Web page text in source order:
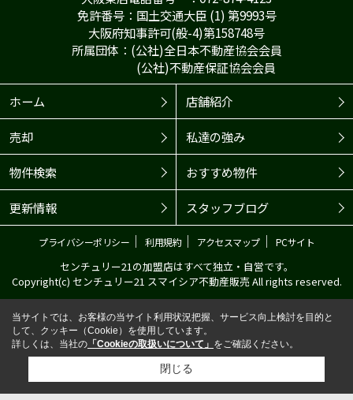
免許番号：国土交通大臣 (1) 第9993号
大阪府知事許可(般-4)第158748号
所属団体：(公社)全日本不動産協会会員
(公社)不動産保証協会会員
ホーム
店舗紹介
売却 私達の強み
物件検索 おすすめ物件
更新情報 スタッフブログ
プライバシーポリシー ｜ 利用規約｜ アクセスマップ｜ PCサイト
センチュリー21の加盟店はすべて独立・自営です。
Copyright(c) センチュリー21 スマイシア不動産販売 All rights reserved.
当サイトでは、お客様の当サイト利用状況把握、サービス向上検討を目的と
して、クッキー（Cookie）を使用しています。
詳しくは、当社の 「Cookieの取扱いについて」 をご確認ください。
閉じる